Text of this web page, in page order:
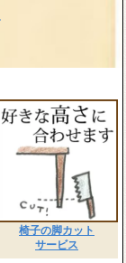
椅子の脚カット
サービス